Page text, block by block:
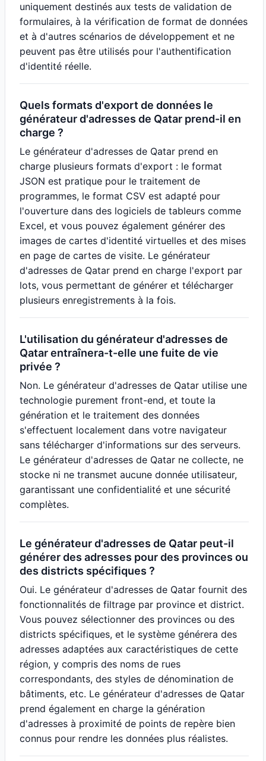
uniquement destinés aux tests de validation de
formulaires, à la vérification de format de données
et à d'autres scénarios de développement et ne
peuvent pas être utilisés pour l'authentification
d'identité réelle.
Quels formats d'export de données le
générateur d'adresses de Qatar prend-il en
charge ?
Le générateur d'adresses de Qatar prend en
charge plusieurs formats d'export : le format
JSON est pratique pour le traitement de
programmes, le format CSV est adapté pour
l'ouverture dans des logiciels de tableurs comme
Excel, et vous pouvez également générer des
images de cartes d'identité virtuelles et des mises
en page de cartes de visite. Le générateur
d'adresses de Qatar prend en charge l'export par
lots, vous permettant de générer et télécharger
plusieurs enregistrements à la fois.
L'utilisation du générateur d'adresses de
Qatar entraînera-t-elle une fuite de vie
privée ?
Non. Le générateur d'adresses de Qatar utilise une
technologie purement front-end, et toute la
génération et le traitement des données
s'effectuent localement dans votre navigateur
sans télécharger d'informations sur des serveurs.
Le générateur d'adresses de Qatar ne collecte, ne
stocke ni ne transmet aucune donnée utilisateur,
garantissant une confidentialité et une sécurité
complètes.
Le générateur d'adresses de Qatar peut-il
générer des adresses pour des provinces ou
des districts spécifiques ?
Oui. Le générateur d'adresses de Qatar fournit des
fonctionnalités de filtrage par province et district.
Vous pouvez sélectionner des provinces ou des
districts spécifiques, et le système générera des
adresses adaptées aux caractéristiques de cette
région, y compris des noms de rues
correspondants, des styles de dénomination de
bâtiments, etc. Le générateur d'adresses de Qatar
prend également en charge la génération
d'adresses à proximité de points de repère bien
connus pour rendre les données plus réalistes.